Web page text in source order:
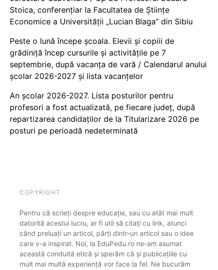
Stoica, conferențiar la Facultatea de Științe
Economice a Universității „Lucian Blaga” din Sibiu
Peste o lună începe școala. Elevii și copiii de
grădiniță încep cursurile și activitățile pe 7
septembrie, după vacanța de vară / Calendarul anului
școlar 2026-2027 și lista vacanțelor
An școlar 2026-2027. Lista posturilor pentru
profesori a fost actualizată, pe fiecare județ, după
repartizarea candidaților de la Titularizare 2026 pe
posturi pe perioadă nedeterminată
COPYRIGHT
Pentru că scrieți despre educație, sau cu atât mai mult
datorită acestui lucru, ar fi util să citați cu link, atunci
când preluați un articol, părți dintr-un articol sau o idee
care v-a inspirat. Noi, la EduPedu.ro ne-am asumat
această conduită etică și sperăm că și publicațiile cu
mult mai multă experiență vor face la fel. Ne bucurăm